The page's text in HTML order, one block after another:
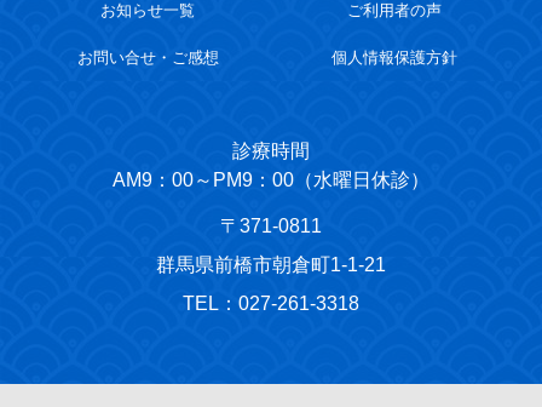
お知らせ一覧 ご利用者の声
お問い合せ・ご感想 個人情報保護方針
診療時間
AM9：00～PM9：00（水曜日休診）
〒371-0811
群馬県前橋市朝倉町1-1-21
TEL：027-261-3318